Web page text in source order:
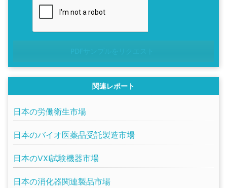
関連レポート
日本の労働衛生市場
日本のバイオ医薬品受託製造市場
日本のVXI試験機器市場
日本の消化器関連製品市場